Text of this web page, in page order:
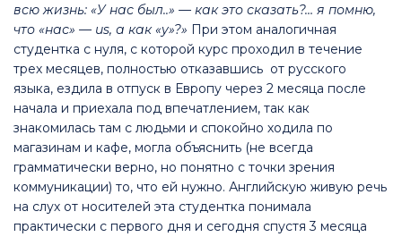
всю жизнь: «У нас был..» — как это сказать?… я помню,
что «нас» — us, а как «у»?» При этом аналогичная
студентка с нуля, с которой курс проходил в течение
трех месяцев, полностью отказавшись от русского
языка, ездила в отпуск в Европу через 2 месяца после
начала и приехала под впечатлением, так как
знакомилась там с людьми и спокойно ходила по
магазинам и кафе, могла объяснить (не всегда
грамматически верно, но понятно с точки зрения
коммуникации) то, что ей нужно. Английскую живую речь
на слух от носителей эта студентка понимала
практически с первого дня и сегодня спустя 3 месяца